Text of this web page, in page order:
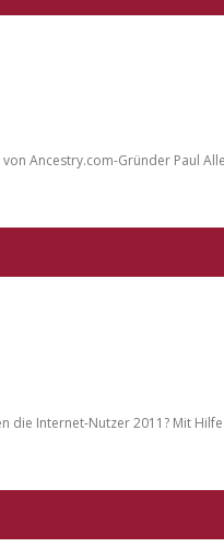
Ancestry.com-Gründer Paul
die Internet-Nutzer 2011? Mit